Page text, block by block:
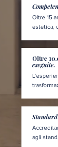
Oltre 15
estetica,
Oltre
eseguite.
agli